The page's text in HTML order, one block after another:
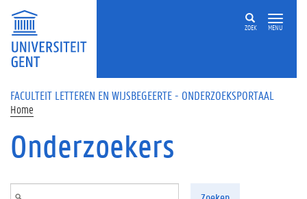
Overslaan en naar de inhoud gaan
ZOEK MENU
FACULTEIT LETTEREN EN WIJSBEGEERTE - ONDERZOEKSPORTAAL
Home
Onderzoekers